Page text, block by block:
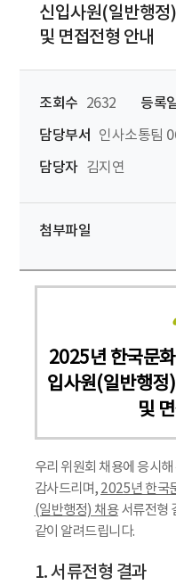
신입사원(일반행정
및 면접전형 안내
조회수 2632 등록
담당부서
인사소통팀
담당자 김지연
첨부파일
2025년 한국문
입사원(일반행정
및
우리 위원회 채용에 응시
감사드리며, 2025년 한국
(일반행정) 채용서류전형
같이 알려드립니다.
1. 서류전형 결과